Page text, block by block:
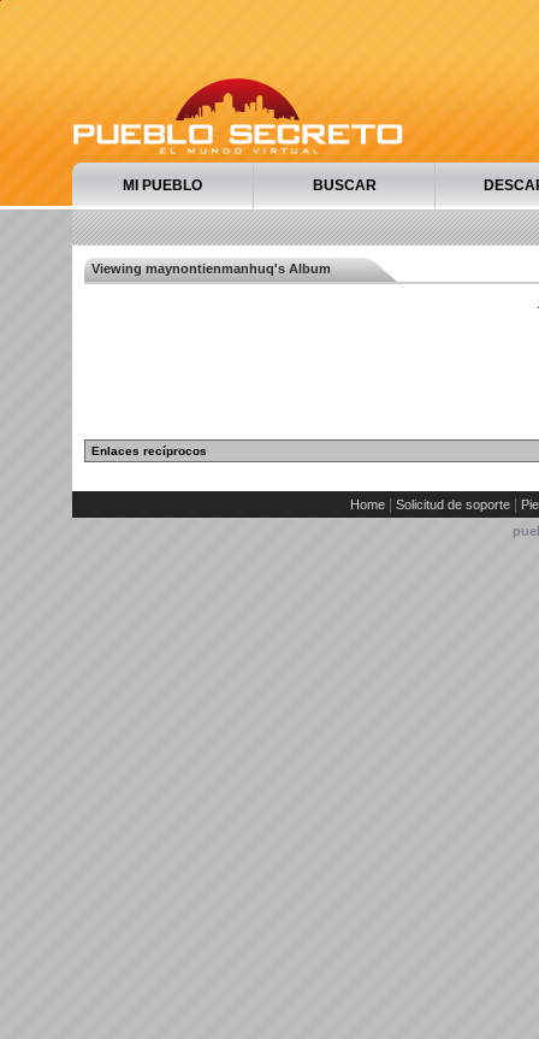
MI PUEBLO BUSCAR
Viewing maynontienmanhuq's Album
Enlaces recíprocos
Home Solicitud de soporte